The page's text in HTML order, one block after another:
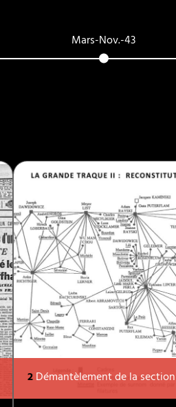
Mars-Nov.-43
2Démantèlement de la